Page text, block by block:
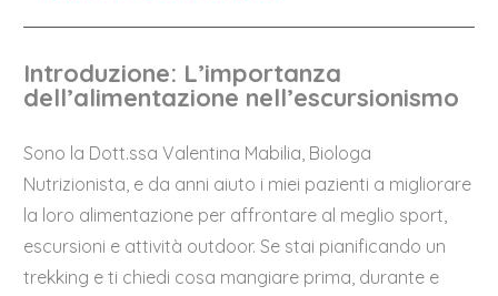
Introduzione: L’importanza
dell’alimentazione nell’escursionismo
Sono la Dott.ssa Valentina Mabilia, Biologa
Nutrizionista, e da anni aiuto i miei pazienti a migliorare
la loro alimentazione per affrontare al meglio sport,
escursioni e attività outdoor. Se stai pianificando un
trekking e ti chiedi cosa mangiare prima, durante e